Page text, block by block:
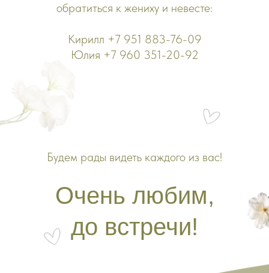
Будем рады видеть каждого из вас!
обратиться к жениху и невесте:
Кирилл +7 951 883-76-09
Юлия +7 960 351-20-92
Очень любим,
до встречи!